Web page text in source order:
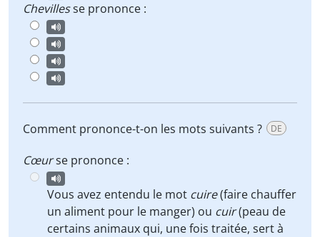
Chevillesse prononce :
Comment prononce-t-on les mots suivants ? DE
Cœurse prononce :
Vous avez entendu le mot cuire(faire chauffer
un aliment pour le manger) ou cuir(peau de
certains animaux qui, une fois traitée, sert à